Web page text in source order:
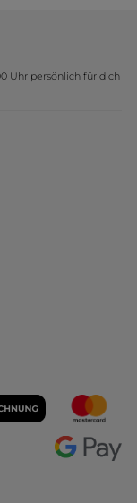
Uhr persönlich für dich